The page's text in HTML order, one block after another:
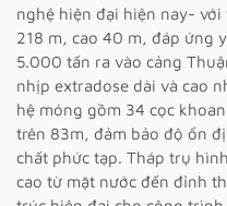
nghệ hiện đại hiện nay-
218 m, cao 40 m, đáp ứng
5.000 tấn ra vào cảng
nhịp extradose dài và cao
hệ móng gồm 34 cọc
trên 83m, đảm bảo độ ổn
chất phức tạp. Tháp trụ
cao từ mặt nước đến đỉnh